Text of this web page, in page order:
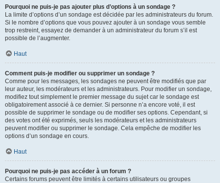
Pourquoi ne puis-je pas ajouter plus d’options à un sondage ?
La limite d’options d’un sondage est décidée par les administrateurs du forum.
Si le nombre d’options que vous pouvez ajouter à un sondage vous semble
trop restreint, essayez de demander à un administrateur du forum s’il est
possible de l’augmenter.
Haut
Comment puis-je modifier ou supprimer un sondage ?
Comme pour les messages, les sondages ne peuvent être modifiés que par
leur auteur, les modérateurs et les administrateurs. Pour modifier un sondage,
modifiez tout simplement le premier message du sujet car le sondage est
obligatoirement associé à ce dernier. Si personne n’a encore voté, il est
possible de supprimer le sondage ou de modifier ses options. Cependant, si
des votes ont été exprimés, seuls les modérateurs et les administrateurs
peuvent modifier ou supprimer le sondage. Cela empêche de modifier les
options d’un sondage en cours.
Haut
Pourquoi ne puis-je pas accéder à un forum ?
Certains forums peuvent être limités à certains utilisateurs ou groupes